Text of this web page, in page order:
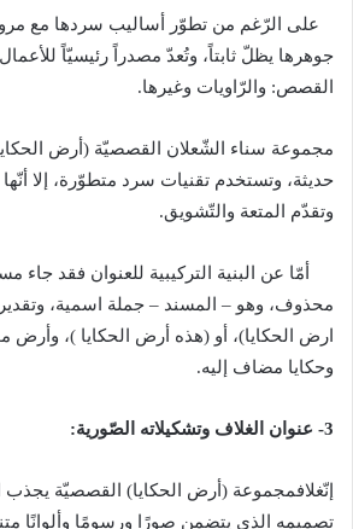
على الرّغم من تطوّر أساليب سردها مع مرور
جوهرها يظلّ ثابتاً، وتُعدّ مصدراً رئيسيّاً
القصص: والرّاويات وغيرها.
مجموعة سناء الشّعلان القصصيّة ( أرض
حديثة، وتستخدم تقنيات سرد متطوّرة، إلا
وتقدّم المتعة والتّشويق.
أمّا عن البنية التركيبية للعنوان فقد جاء
محذوف، وهو – المسند – جملة اسمية،
ارض الحكايا)، أو (هذه أرض الحكايا )، وأرض
وحكايا مضاف إليه.
3- عنوان الغلاف وتشكيلاته الصّورية:
إنّغلافمجموعة ( أرض الحكايا) القصصيّة يجذب
تصميمه الذي يتضمن صورًا ورسومًا وألوانًا